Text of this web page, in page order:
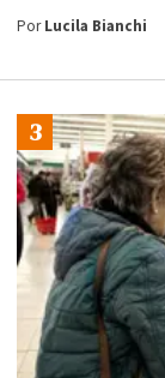
PorLucila Bianchi